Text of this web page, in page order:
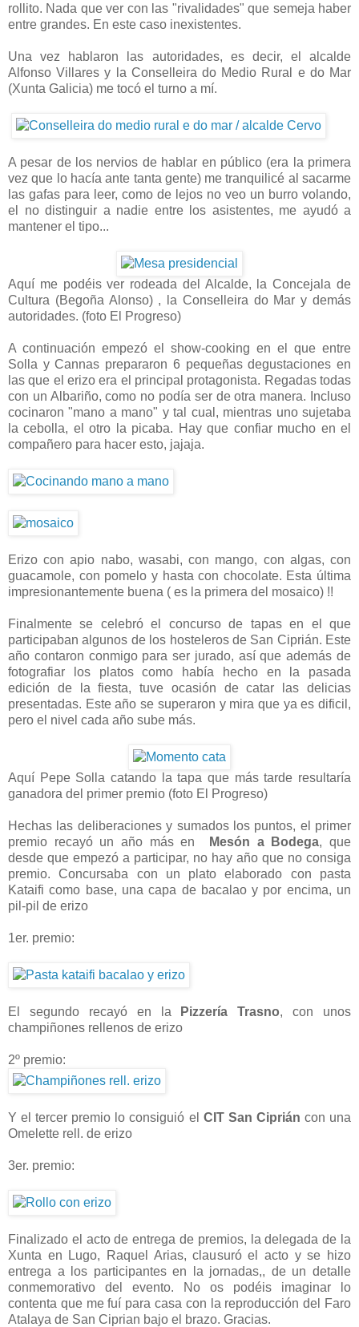
rollito. Nada que ver con las "rivalidades" que semeja haber
entre grandes. En este caso inexistentes.
Una vez hablaron las autoridades, es decir, el alcalde
Alfonso Villares y la Conselleira do Medio Rural e do Mar
(Xunta Galicia) me tocó el turno a mí.
A pesar de los nervios de hablar en público (era la primera
vez que lo hacía ante tanta gente) me tranquilicé al sacarme
las gafas para leer, como de lejos no veo un burro volando,
el no distinguir a nadie entre los asistentes, me ayudó a
mantener el tipo...
Aquí me podéis ver rodeada del Alcalde, la Concejala de
Cultura (Begoña Alonso) , la Conselleira do Mar y demás
autoridades. (foto El Progreso)
A continuación empezó el show-cooking en el que entre
Solla y Cannas prepararon 6 pequeñas degustaciones en
las que el erizo era el principal protagonista. Regadas todas
con un Albariño, como no podía ser de otra manera. Incluso
cocinaron "mano a mano" y tal cual, mientras uno sujetaba
la cebolla, el otro la picaba. Hay que confiar mucho en el
compañero para hacer esto, jajaja.
Erizo con apio nabo, wasabi, con mango, con algas, con
guacamole, con pomelo y hasta con chocolate. Esta última
impresionantemente buena ( es la primera del mosaico) !!
Finalmente se celebró el concurso de tapas en el que
participaban algunos de los hosteleros de San Ciprián. Este
año contaron conmigo para ser jurado, así que además de
fotografiar los platos como había hecho en la pasada
edición de la fiesta, tuve ocasión de catar las delicias
presentadas. Este año se superaron y mira que ya es dificil,
pero el nivel cada año sube más.
Aquí Pepe Solla catando la tapa que más tarde resultaría
ganadora del primer premio (foto El Progreso)
Hechas las deliberaciones y sumados los puntos, el primer
premio recayó un año más en
Mesón a Bodega, que
desde que empezó a participar, no hay año que no consiga
premio. Concursaba con un plato elaborado con pasta
Kataifi como base, una capa de bacalao y por encima, un
pil-pil de erizo
1er. premio:
El segundo recayó en la Pizzería Trasno, con unos
champiñones rellenos de erizo
2º premio:
Y el tercer premio lo consiguió el CIT San Ciprián con una
Omelette rell. de erizo
3er. premio:
Finalizado el acto de entrega de premios, la delegada de la
Xunta en Lugo, Raquel Arias, clausuró el acto y se hizo
entrega a los participantes en la jornadas,, de un detalle
conmemorativo del evento. No os podéis imaginar lo
contenta que me fuí para casa con la reproducción del Faro
Atalaya de San Ciprian bajo el brazo. Gracias.